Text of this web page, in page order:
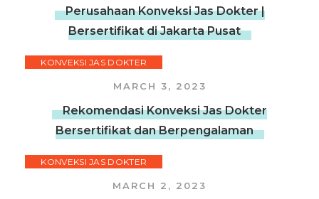
Perusahaan Konveksi Jas Dokter |
Bersertifikat di Jakarta Pusat
KONVEKSI JAS DOKTER
MARCH 3, 2023
Rekomendasi Konveksi Jas Dokter
Bersertifikat dan Berpengalaman
KONVEKSI JAS DOKTER
MARCH 2, 2023